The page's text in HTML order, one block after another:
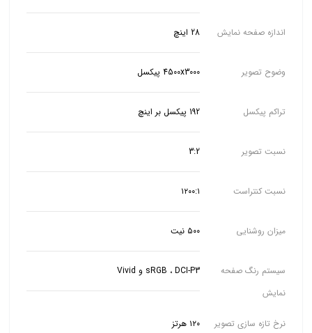
اندازه صفحه نمایش 28 اینچ
وضوح تصویر 4500x3000 پیکسل
تراکم پیکسل 192 پیکسل بر اینچ
نسبت تصویر 3:2
نسبت کنتراست ۱۲۰۰:۱
میزان روشنایی ۵۰۰ نیت
سیستم رنگ صفحه
نمایش
sRGB ، DCI-P3 و Vivid
نرخ تازه سازی تصویر ۱۲۰ هرتز